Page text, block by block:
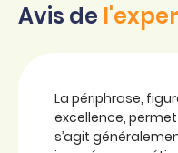
Avis de
La périphrase,
excellence, permet
s’agit